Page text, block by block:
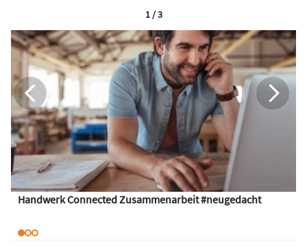
Handwerk Connected Zusammenarbeit #neugedacht
1 / 3